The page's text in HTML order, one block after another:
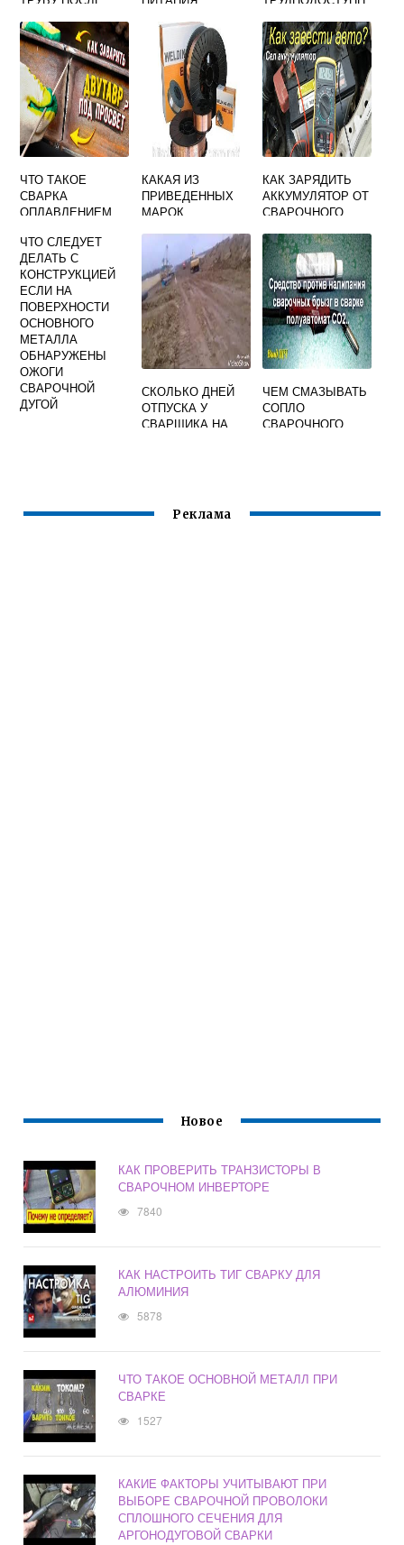
ЧТО ТАКОЕ
СВАРКА
ОПЛАВЛЕНИЕМ
КАКАЯ ИЗ
ПРИВЕДЕННЫХ
МАРОК
ПРОВОЛОКИ
ОБОЗНАЧАЕТ
НИЗКОУГЛЕРОДИ
СТУЮ
ПРОВОЛОКУ
КАК ЗАРЯДИТЬ
АККУМУЛЯТОР ОТ
СВАРОЧНОГО
РЕСАНТА
ЧТО СЛЕДУЕТ
ДЕЛАТЬ С
КОНСТРУКЦИЕЙ
ЕСЛИ НА
ПОВЕРХНОСТИ
ОСНОВНОГО
МЕТАЛЛА
ОБНАРУЖЕНЫ
ОЖОГИ
СВАРОЧНОЙ
ДУГОЙ
СКОЛЬКО ДНЕЙ
ОТПУСКА У
СВАРЩИКА НА
ЧЕМ СМАЗЫВАТЬ
СОПЛО
СВАРОЧНОГО
Реклама
Новое
КАК ПРОВЕРИТЬ ТРАНЗИСТОРЫ В
СВАРОЧНОМ ИНВЕРТОРЕ
7840
КАК НАСТРОИТЬ ТИГ СВАРКУ ДЛЯ
АЛЮМИНИЯ
5878
ЧТО ТАКОЕ ОСНОВНОЙ МЕТАЛЛ ПРИ
СВАРКЕ
1527
КАКИЕ ФАКТОРЫ УЧИТЫВАЮТ ПРИ
ВЫБОРЕ СВАРОЧНОЙ ПРОВОЛОКИ
СПЛОШНОГО СЕЧЕНИЯ ДЛЯ
АРГОНОДУГОВОЙ СВАРКИ